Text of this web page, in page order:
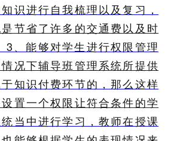
识进行自我梳理以及复习，
节省了许多的交通费以及时
3、能够对学生进行权限管理
况下辅导班管理系统所提供
知识付费环节的，那么这样
置一个权限让符合条件的学
当中进行学习，教师在授课